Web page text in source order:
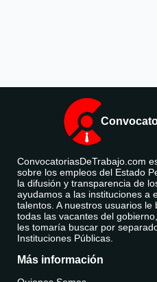
ConvocatoriasDeTrabajo.com
sobre los empleos del Estado
la difusión y transparencia de
ayudamos a las instituciones a
talentos. A nuestros usuarios
todas las vacantes del
les tomaría buscar por
Instituciones Públicas.
Más información